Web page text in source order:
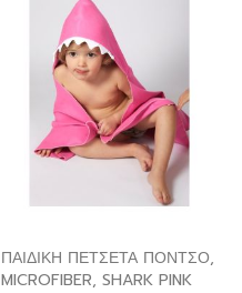
ΠΑΙΔΙΚΗ ΠΕΤΣΕΤΑ ΠΟΝΤΣΟ,
MICROFIBER, SHARK PINK